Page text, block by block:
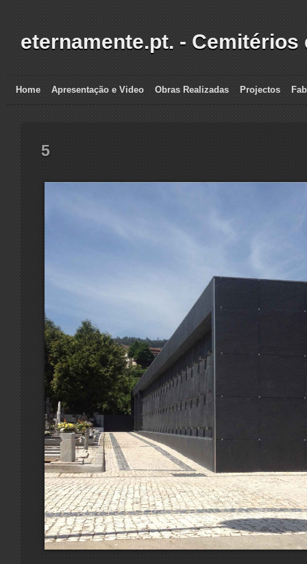
eternamente.pt. - Cemitérios
Home Apresentação e Video Obras Realizadas Projectos
5